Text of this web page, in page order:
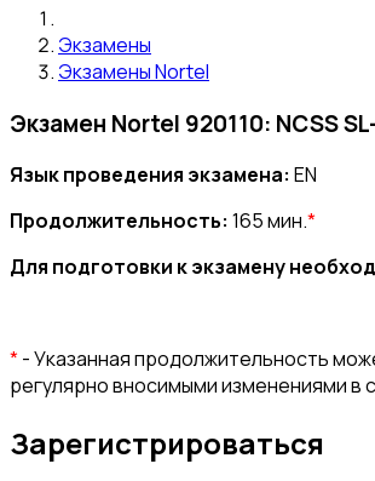
Экзамены
Экзамены Nortel
Экзамен Nortel 920110: NCSS
Язык проведения экзамена: EN
Продолжительность: 165 мин.*
Для подготовки к экзамену
*- Указанная продолжительность
регулярно вносимыми изменениями в
Зарегистрироваться